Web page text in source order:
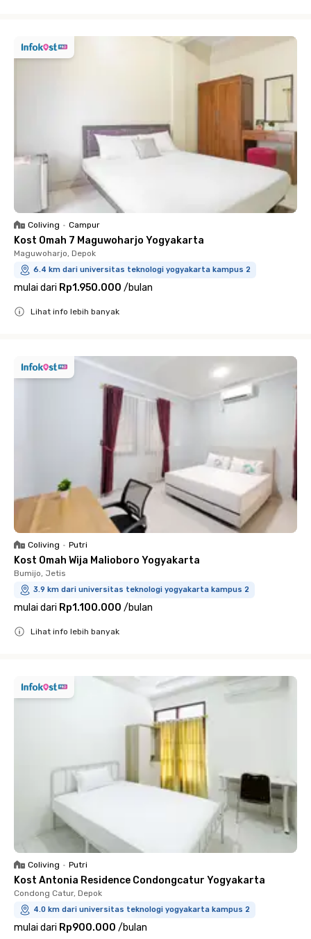
Coliving • Campur
Kost Omah 7 Maguwoharjo Yogyakarta
Maguwoharjo, Depok
6.4 km dari universitas teknologi yogyakarta kampus 2
mulai dari Rp1.950.000 /bulan
Lihat info lebih banyak
Coliving • Putri
Kost Omah Wija Malioboro Yogyakarta
Bumijo, Jetis
3.9 km dari universitas teknologi yogyakarta kampus 2
mulai dari Rp1.100.000 /bulan
Lihat info lebih banyak
Coliving • Putri
Kost Antonia Residence Condongcatur Yogyakarta
Condong Catur, Depok
4.0 km dari universitas teknologi yogyakarta kampus 2
mulai dari Rp900.000 /bulan